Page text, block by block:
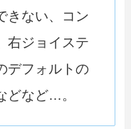
きない、コン
右ジョイステ
デフォルトの
どなど…。